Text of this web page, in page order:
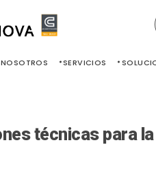
NOSOTROS SERVICIOS
técnicas para